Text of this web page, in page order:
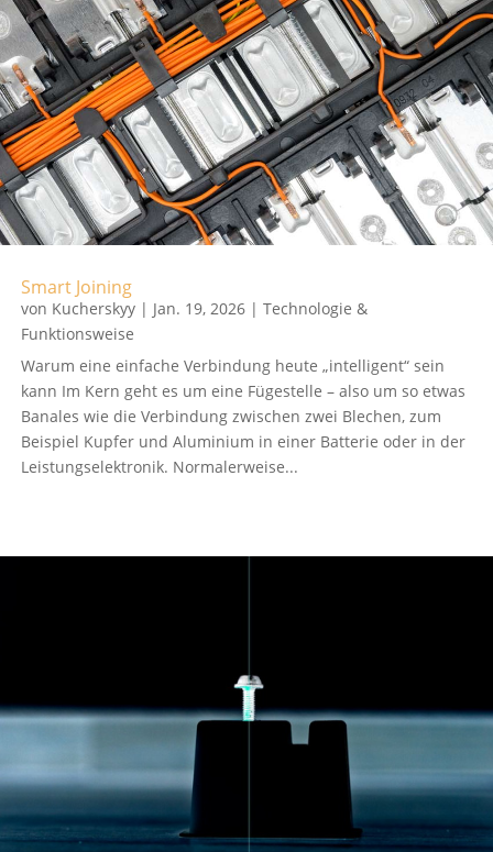
Smart Joining
von Kucherskyy | Jan. 19, 2026 | Technologie &
Funktionsweise
Warum eine einfache Verbindung heute „intelligent“ sein
kann Im Kern geht es um eine Fügestelle – also um so etwas
Banales wie die Verbindung zwischen zwei Blechen, zum
Beispiel Kupfer und Aluminium in einer Batterie oder in der
Leistungselektronik. Normalerweise...